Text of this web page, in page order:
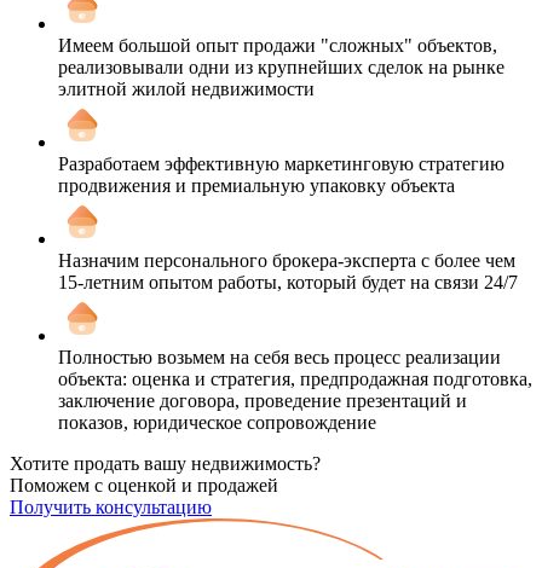
Имеем большой опыт продажи "сложных" объектов,
реализовывали одни из крупнейших сделок на рынке
элитной жилой недвижимости
Разработаем эффективную маркетинговую стратегию
продвижения и премиальную упаковку объекта
Назначим персонального брокера-эксперта с более чем
15-летним опытом работы, который будет на связи 24/7
Полностью возьмем на себя весь процесс реализации
объекта: оценка и стратегия, предпродажная подготовка,
заключение договора, проведение презентаций и
показов, юридическое сопровождение
Хотите продать вашу недвижимость?
Поможем с оценкой и продажей
Получить консультацию